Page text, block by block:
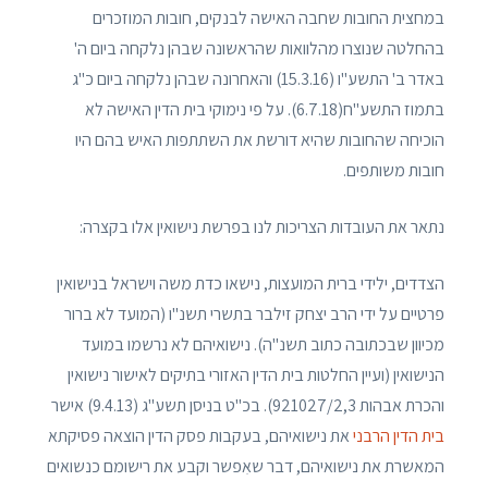
במחצית החובות שחבה האישה לבנקים, חובות המוזכרים
בהחלטה שנוצרו מהלוואות שהראשונה שבהן נלקחה ביום ה'
באדר ב' התשע"ו (15.3.16) והאחרונה שבהן נלקחה ביום כ"ג
בתמוז התשע"ח(6.7.18). על פי נימוקי בית הדין האישה לא
הוכיחה שהחובות שהיא דורשת את השתתפות האיש בהם היו
חובות משותפים.
נתאר את העובדות הצריכות לנו בפרשת נישואין אלו בקצרה:
הצדדים, ילידי ברית המועצות, נישאו כדת משה וישראל בנישואין
פרטיים על ידי הרב יצחק זילבר בתשרי תשנ"ו (המועד לא ברור
מכיוון שבכתובה כתוב תשנ"ה). נישואיהם לא נרשמו במועד
הנישואין (ועיין החלטות בית הדין האזורי בתיקים לאישור נישואין
והכרת אבהות 921027/2,3). בכ"ט בניסן תשע"ג (9.4.13) אישר
בית הדין הרבניאת נישואיהם, בעקבות פסק הדין הוצאה פסיקתא
המאשרת את נישואיהם, דבר שאִפשר וקבע את רישומם כנשואים